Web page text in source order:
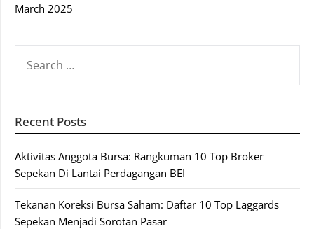
March 2025
FOR:
Recent Posts
Aktivitas Anggota Bursa: Rangkuman 10 Top Broker
Sepekan Di Lantai Perdagangan BEI
Tekanan Koreksi Bursa Saham: Daftar 10 Top Laggards
Sepekan Menjadi Sorotan Pasar